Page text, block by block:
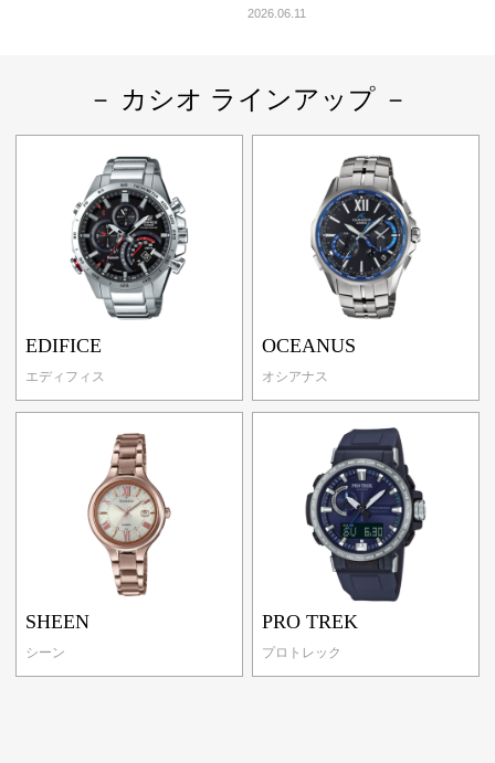
2026.06.11
－ カシオ ラインアップ －
EDIFICE
エディフィス
OCEANUS
オシアナス
SHEEN
シーン
PRO TREK
プロトレック